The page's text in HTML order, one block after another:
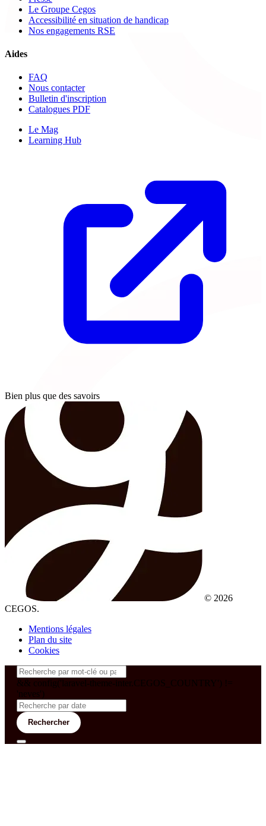
Le Groupe Cegos
Accessibilité en situation de handicap
Nos engagements RSE
Aides
FAQ
Nous contacter
Bulletin d'inscription
Catalogues PDF
Le Mag
Learning Hub
Bien plus que des savoirs
© 2026
CEGOS.
Mentions légales
Plan du site
Cookies
&& config('laravel-theme-inter.CEGOS_COUNTRY') !=
'neves')
Rechercher